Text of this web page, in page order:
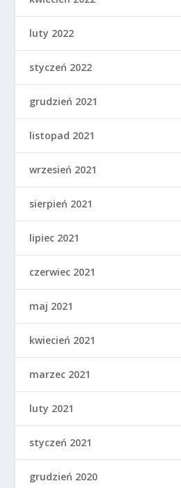
luty 2022
styczeń 2022
grudzień 2021
listopad 2021
wrzesień 2021
sierpień 2021
lipiec 2021
czerwiec 2021
maj 2021
kwiecień 2021
marzec 2021
luty 2021
styczeń 2021
grudzień 2020